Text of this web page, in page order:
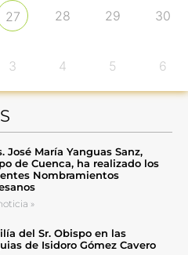
27 28 29 30
3 4 5 6
José María Yanguas Sanz,
de Cuenca, ha realizado los
Nombramientos
»
del Sr. Obispo en las
de Isidoro Gómez Cavero